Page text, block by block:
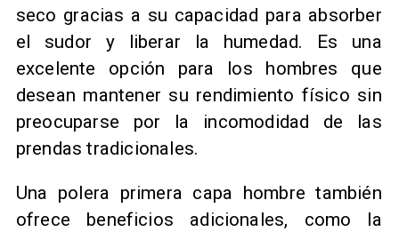
seco gracias a su capacidad para absorber
el sudor y liberar la humedad. Es una
excelente opción para los hombres que
desean mantener su rendimiento físico sin
preocuparse por la incomodidad de las
prendas tradicionales.
Una polera primera capa hombre también
ofrece beneficios adicionales, como la